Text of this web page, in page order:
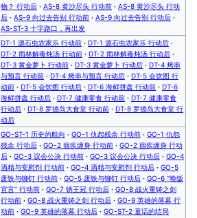
物？ 行动后 · AS-8 黄沙尽头 行动前 · AS-8 黄沙尽头 行动
后 · AS-9 向过去告别 行动前 · AS-9 向过去告别 行动后 ·
AS-ST-3 十字路口，再出发
DT-1 源石虫农家乐 行动前 · DT-1 源石虫农家乐 行动后 ·
DT-2 雨林解毒炖汤 行动前 · DT-2 雨林解毒炖汤 行动后 ·
DT-3 黄金萝卜 行动前 · DT-3 黄金萝卜 行动后 · DT-4 烤串
与预言 行动前 · DT-4 烤串与预言 行动后 · DT-5 会饮图 行
动前 · DT-5 会饮图 行动后 · DT-6 海鲜拼盘 行动前 · DT-6
海鲜拼盘 行动后 · DT-7 健康零食 行动前 · DT-7 健康零食
行动后 · DT-8 罗德岛大食堂 行动前 · DT-8 罗德岛大食堂 行
动后
GO-ST-1 历史的航向 · GO-1 仇怨残余 行动前 · GO-1 仇怨
残余 行动后 · GO-2 痼疾缠身 行动前 · GO-2 痼疾缠身 行动
后 · GO-3 议会公决 行动前 · GO-3 议会公决 行动后 · GO-4
酒精与安慰剂 行动前 · GO-4 酒精与安慰剂 行动后 · GO-5
废铁与铆钉 行动前 · GO-5 废铁与铆钉 行动后 · GO-6 “晚饭
宣言” 行动前 · GO-7 锈王冠 行动后 · GO-8 战火重铸之剑
行动前 · GO-8 战火重铸之剑 行动后 · GO-9 英雄的落幕 行
动前 · GO-9 英雄的落幕 行动后 · GO-ST-2 童话的结局